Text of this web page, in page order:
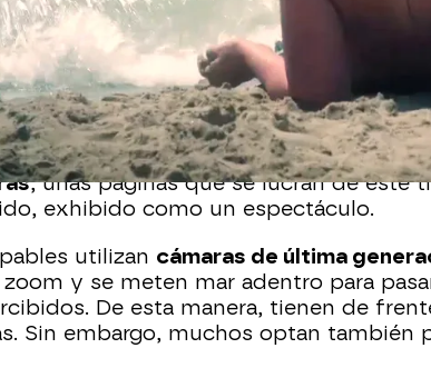
los mirones están invadiendo las
y lo sabemos porque ha aumentado
web que publican imágenes de mujeres
que han sido tomadas sin el
ha detectado más de300 páginas
, unas páginas que se lucran de este
exhibido como un espectáculo.
utilizan cámaras de última
y se meten mar adentro para
De esta manera, tienen de
Sin embargo, muchos optan también